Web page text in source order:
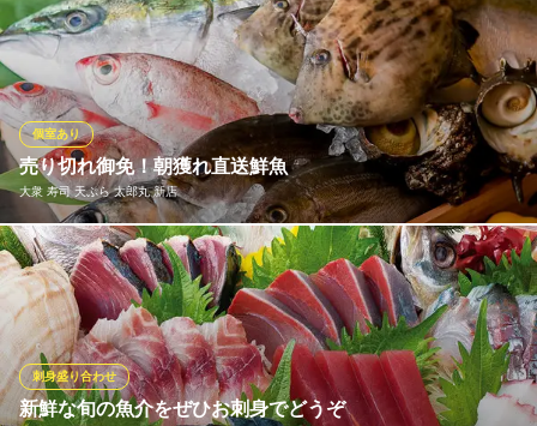
売り切れ御免！朝獲れ直送鮮魚
大衆 寿司 天ぷら 太郎丸 新店
個室あり
本当に美味しいお魚を皆様に食べていただきたい思いで、当社の
目利きの仕入担当スタッフが毎朝、三崎漁港・築地市場・横浜中
央市場と駆け回って、鮮度が良く上質な鮮魚を仕入れます!北海道
のプリプリのボタンエビや大分の豊後サバなどの全国各地の美味
しい鮮魚と、県内でしか出回らない三崎の地魚が同時に楽しめる
のも魅力!
新鮮な旬の魚介をぜひお刺身でどうぞ
刺身盛り合わせ